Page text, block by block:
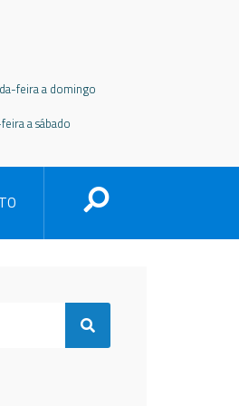
feira a domingo
a sábado